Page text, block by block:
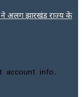
ने अलग झारखंड राज्य के
account info.